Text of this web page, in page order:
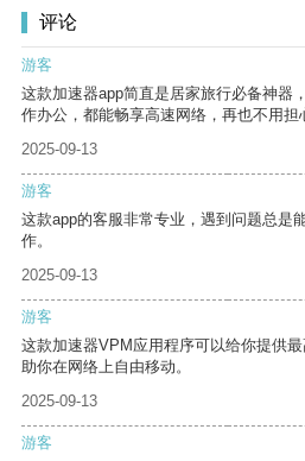
评论
游客
这款加速器app简直是居家旅行必备神器
作办公，都能畅享高速网络，再也不用担
2025-09-13
游客
这款app的客服非常专业，遇到问题总是
作。
2025-09-13
游客
这款加速器VPM应用程序可以给你提供
助你在网络上自由移动。
2025-09-13
游客